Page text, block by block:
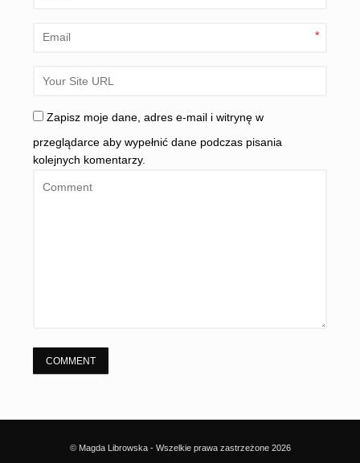
*
Zapisz moje dane, adres e-mail i witrynę w
przeglądarce aby wypełnić dane podczas pisania
kolejnych komentarzy.
© Magda Librowska - Wszelkie prawa zastrzeżone 2026